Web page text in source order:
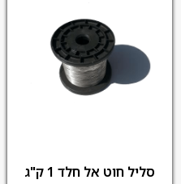
סליל חוט אל חלד 1 ק"ג